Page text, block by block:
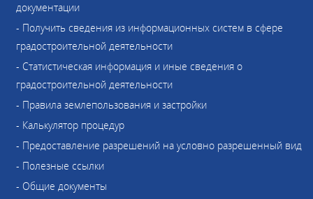
документации
- Получить сведения из информационных систем в сфере
градостроительной деятельности
- Статистическая информация и иные сведения о
градостроительной деятельности
- Правила землепользования и застройки
- Калькулятор процедур
- Предоставление разрешений на условно разрешенный вид
- Полезные ссылки
- Общие документы